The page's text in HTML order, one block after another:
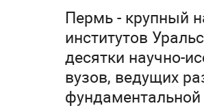
Пермь - крупный
институтов
десятки научно-
вузов, ведущих